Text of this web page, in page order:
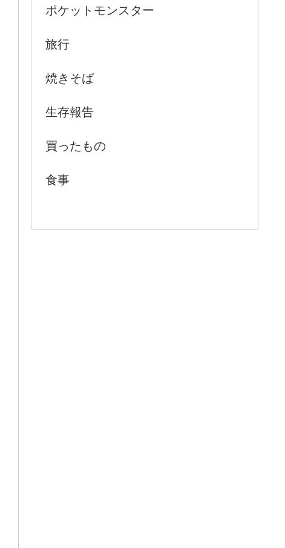
ポケットモンスター
旅行
焼きそば
生存報告
買ったもの
食事